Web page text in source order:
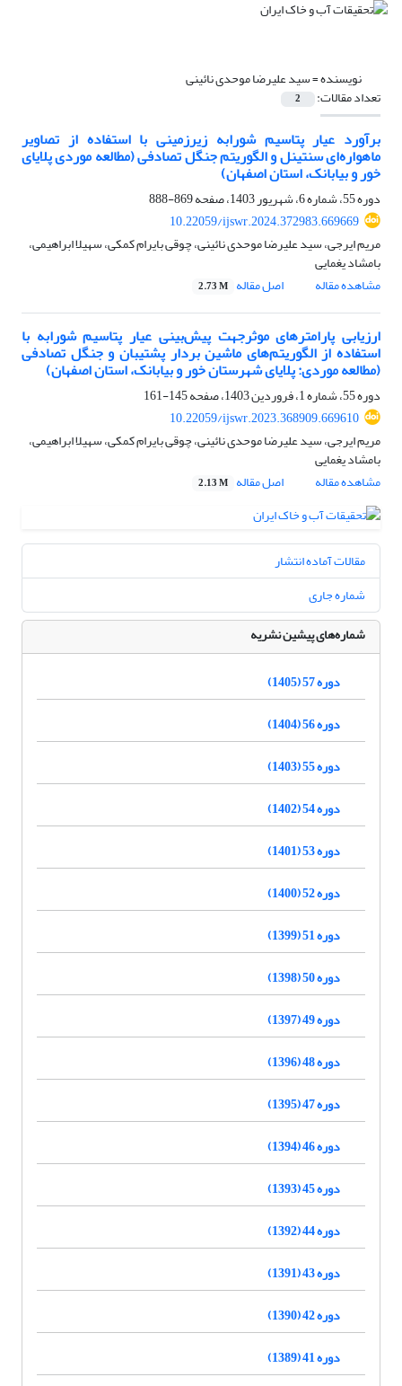
نویسنده =سید علیرضا موحدی نائینی
تعداد مقالات: 2
برآورد عیار پتاسیم شورابه زیرزمینی با استفاده از تصاویر
ماهواره‌ای سنتینل و الگوریتم جنگل تصادفی (مطالعه موردی پلایای
خور و بیابانک، استان اصفهان)
دوره 55، شماره 6، شهریور 1403، صفحه
869-888
10.22059/ijswr.2024.372983.669669
مریم ایرجی، سید علیرضا موحدی نائینی، چوقی بایرام کمکی، سهیلا ابراهیمی،
بامشاد یغمایی
مشاهده مقاله
اصل مقاله 2.73 M
ارزیابی پارامترهای موثرجهت پیش‌بینی عیار پتاسیم شورابه با
استفاده از الگوریتم‌های ماشین بردار پشتیبان و جنگل تصادفی
(مطالعه موردی: پلایای شهرستان خور و بیابانک، استان اصفهان)
دوره 55، شماره 1، فروردین 1403، صفحه
145-161
10.22059/ijswr.2023.368909.669610
مریم ایرجی، سید علیرضا موحدی نائینی، چوقی بایرام کمکی، سهیلا ابراهیمی،
بامشاد یغمایی
مشاهده مقاله
اصل مقاله 2.13 M
مقالات آماده انتشار
شماره جاری
شماره‌های پیشین نشریه
دوره 57 (1405)
دوره 56 (1404)
دوره 55 (1403)
دوره 54 (1402)
دوره 53 (1401)
دوره 52 (1400)
دوره 51 (1399)
دوره 50 (1398)
دوره 49 (1397)
دوره 48 (1396)
دوره 47 (1395)
دوره 46 (1394)
دوره 45 (1393)
دوره 44 (1392)
دوره 43 (1391)
دوره 42 (1390)
دوره 41 (1389)